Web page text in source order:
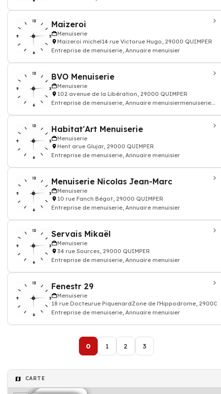
Maizeroi
Menuiserie
Maizeroi michel14 rue Victorue Hugo, 29000 QUIMPER
Entreprise de menuiserie, Annuaire menuisier
BVO Menuiserie
Menuiserie
102 avenue de la Libération, 29000 QUIMPER
Entreprise de menuiserie, Annuaire menuisiermenuiserie...
Habitat'Art Menuiserie
Menuiserie
Hent arue Glujar, 29000 QUIMPER
Entreprise de menuiserie, Annuaire menuisier
Menuiserie Nicolas Jean-Marc
Menuiserie
10 rue Fanch Bégot, 29000 QUIMPER
Entreprise de menuiserie, Annuaire menuisier
Servais Mikaël
Menuiserie
34 rue Sources, 29000 QUIMPER
Entreprise de menuiserie, Annuaire menuisier
Fenestr 29
Menuiserie
18 rue Docteurue PiquenardZone de l'Hippodrome, 29000
Entreprise de menuiserie, Annuaire menuisier
0 1 2 3
CARTE